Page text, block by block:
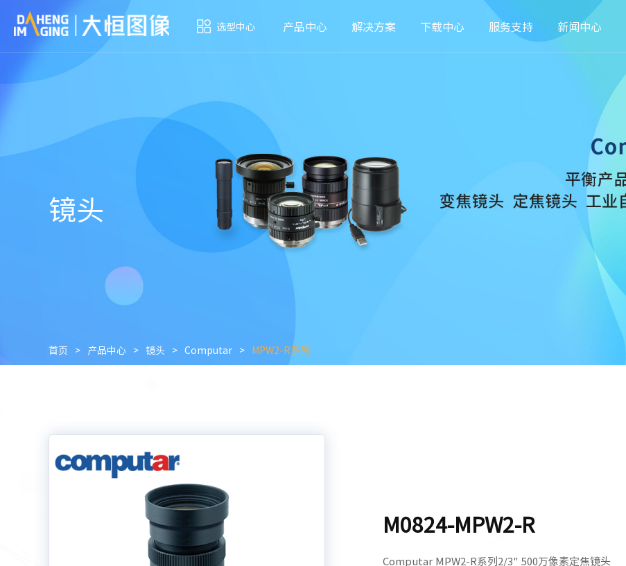
选型中心 产品中心 解决方案 下载中心 服务支持 新闻中心
镜头
首页 > 产品中心 > 镜头 > Computar > MPW2-R系列
M0824-MPW2-R
Computar MPW2-R系列2/3" 500万像素定焦镜头